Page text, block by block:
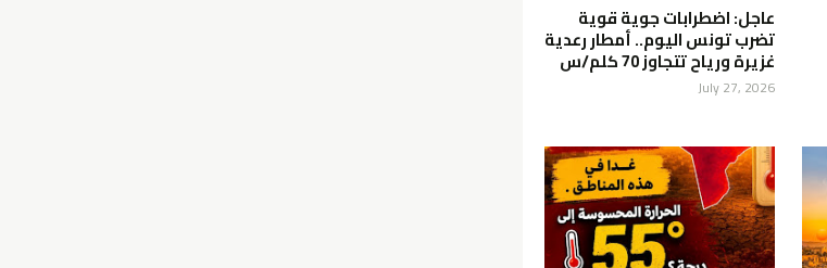
عاجل: اضطرابات جوية قوية
تضرب تونس اليوم.. أمطار رعدية
غزيرة ورياح تتجاوز 70 كلم/س
July 27, 2026